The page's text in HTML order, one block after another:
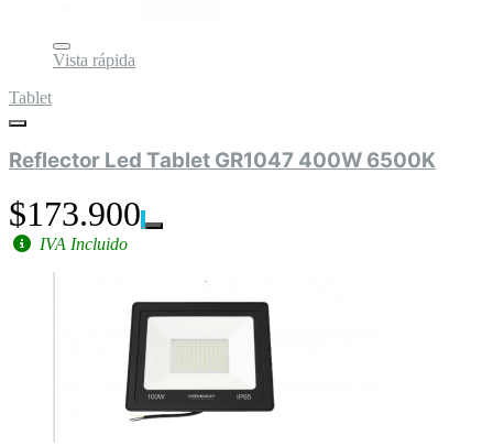
Vista rápida
Tablet
Reflector Led Tablet GR1047 400W 6500K
$173.900
IVA Incluido